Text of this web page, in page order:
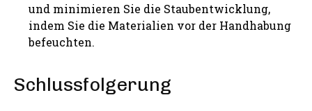
und minimieren Sie die Staubentwicklung,
indem Sie die Materialien vor der Handhabung
befeuchten.
Schlussfolgerung